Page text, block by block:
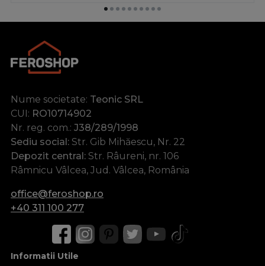
Nume societate: Teonic SRL
CUI: RO10714902
Nr. reg. com.: J38/289/1998
Sediu social: Str. Gib Mihăescu, Nr. 22
Depozit central: Str. Râureni, nr. 106
Râmnicu Vâlcea, Jud. Vâlcea, România
office@feroshop.ro
+40 311 100 277
Informatii Utile